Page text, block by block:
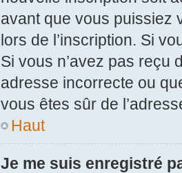
avant que vous puissiez
lors de l’inscription. Si
Si vous n’avez pas reçu
adresse incorrecte ou
vous êtes sûr de
Haut
Je me suis enregistré